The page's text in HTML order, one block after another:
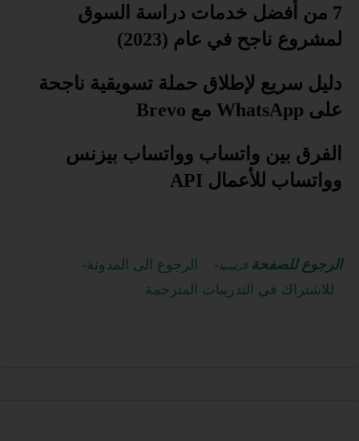
7 من أفضل خدمات دراسة السوق
لمشروع ناجح في عام (2023)
دليل سريع لإطلاق حملة تسويقية ناجحة
على WhatsApp مع Brevo
الفرق بين واتساب وواتساب بيزنس
وواتساب للأعمال API
الرجوع للصفحةالرئيسية-
الرجوع الى المدونة-
للاشتراك في التدريبات المترجمة